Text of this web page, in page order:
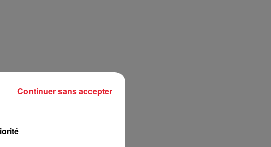
Continuer sans accepter